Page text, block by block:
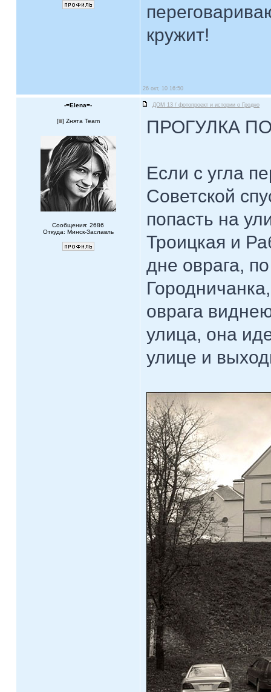
кружит!
26 окт, 10 16:50
-=Elena=- ДОМ 13 / фотопроект и истории о Гродно
[ ] Zнята Team
Сообщения: 2686
Откуда: Минск-Заславль
ПРОГУЛКА
Если с угла
Советской
попасть на
Троицкая и
дне оврага,
оврага
улица, она
улице и